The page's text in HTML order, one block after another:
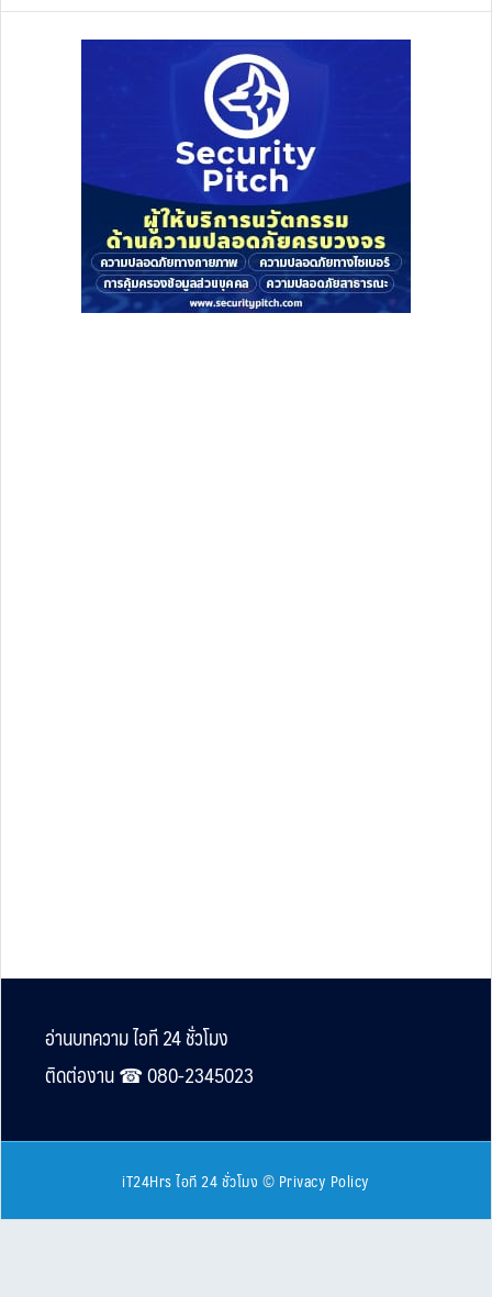
Footer
อ่านบทความ ไอที 24 ชั่วโมง
ติดต่องาน ☎︎ 080-2345023
iT24Hrs ไอที 24 ชั่วโมง © Privacy Policy